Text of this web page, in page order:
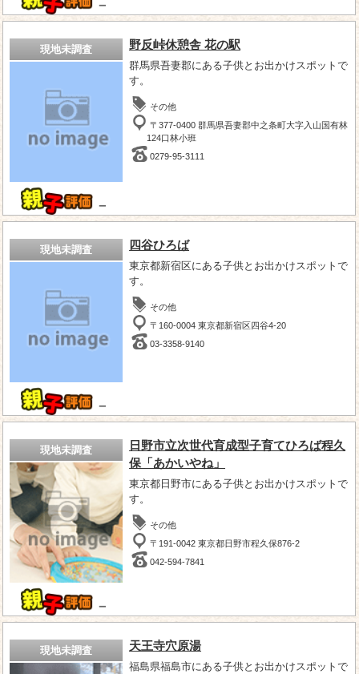
－
現地未調査
－
野反峠休憩舎 花の駅
群馬県吾妻郡にある子供とお出かけスポットで
す。
その他
〒377-0400 群馬県吾妻郡中之条町大字入山国有林
124口林小班
0279-95-3111
現地未調査
－
四谷ひろば
東京都新宿区にある子供とお出かけスポットで
す。
その他
〒160-0004 東京都新宿区四谷4-20
03-3358-9140
現地未調査
－
日野市立次世代育成型子育てひろば程久
保「あかいやね」
東京都日野市にある子供とお出かけスポットで
す。
その他
〒191-0042 東京都日野市程久保876-2
042-594-7841
現地未調査 天王寺穴原湯
福島県福島市にある子供とお出かけスポットで